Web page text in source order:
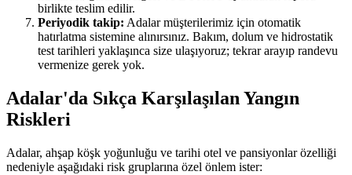
birlikte teslim edilir.
Periyodik takip: Adalar müşterilerimiz için otomatik
hatırlatma sistemine alınırsınız. Bakım, dolum ve hidrostatik
test tarihleri yaklaşınca size ulaşıyoruz; tekrar arayıp randevu
vermenize gerek yok.
Adalar'da Sıkça Karşılaşılan Yangın
Riskleri
Adalar, ahşap köşk yoğunluğu ve tarihi otel ve pansiyonlar özelliği
nedeniyle aşağıdaki risk gruplarına özel önlem ister: